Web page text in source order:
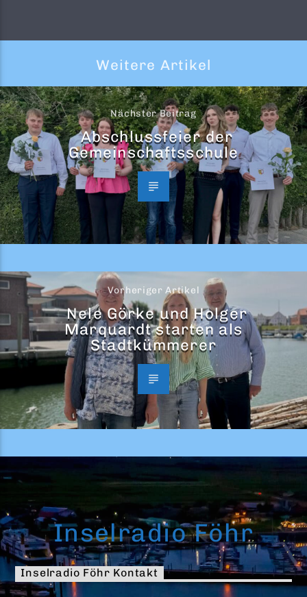
Weitere Artikel
Nächster Beitrag
Abschlussfeier der
Gemeinschaftsschule
Vorheriger Artikel
Nele Görke und Holger
Marquardt starten als
Stadtkümmerer
Inselradio Föhr
Inselradio Föhr Kontakt